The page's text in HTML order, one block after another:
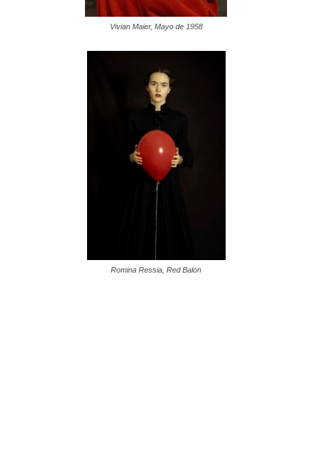
Vivian Maier, Mayo de 1958
Romina Ressia, Red Balon